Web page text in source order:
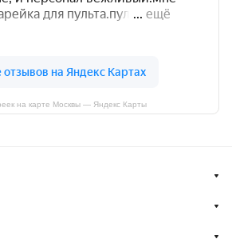
на карте Москвы — Яндекс Карты